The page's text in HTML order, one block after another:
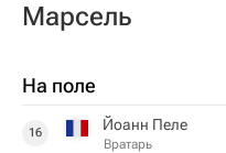
Марсель
На поле
16 Йоанн Пеле
Вратарь